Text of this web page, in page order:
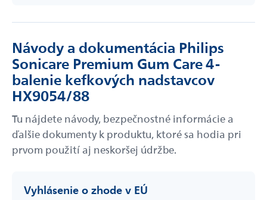
Návody a dokumentácia Philips
Sonicare Premium Gum Care 4-
balenie kefkových nadstavcov
HX9054/88
Tu nájdete návody, bezpečnostné informácie a
ďalšie dokumenty k produktu, ktoré sa hodia pri
prvom použití aj neskoršej údržbe.
Vyhlásenie o zhode v EÚ